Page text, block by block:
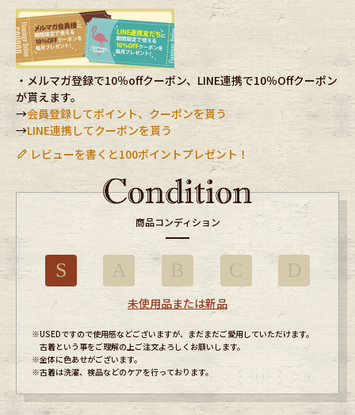
Eye Wear
Bag Stall・Scarf
Accessory Shoes
Belt antique goods
Keyring vintage bicycle
・メルマガ登録で10％offクーポン、LINE連携で10％Offクーポン
が貰えます。
→会員登録してポイント、クーポンを貰う
→LINE連携してクーポンを貰う
レビューを書くと100ポイントプレゼント！
商品コンディション
S
未使用品または新品
※USEDですので使用感などございますが、まだまだご愛用していただけます。
古着という事をご理解の上ご注文よろしくお願いします。
※全体に色あせがございます。
※古着は洗濯、検品などのケアを行っております。